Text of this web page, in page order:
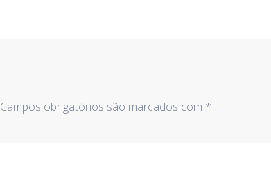
Campos obrigatórios são marcados com *